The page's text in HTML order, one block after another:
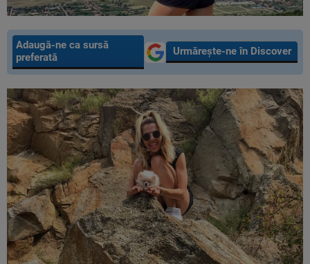
Adaugă-ne ca sursă
preferată
Urmărește-ne în Discover